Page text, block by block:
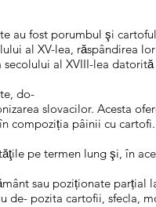
au fost porumbul şi
al XV-lea, răspândirea
al XVIII-lea datorită
do-
slovacilor. Acesta
compoziția pâinii cu cartofi.
pe termen lung şi, în
sau poziționate parțial
de- pozita cartofii, sfecla,